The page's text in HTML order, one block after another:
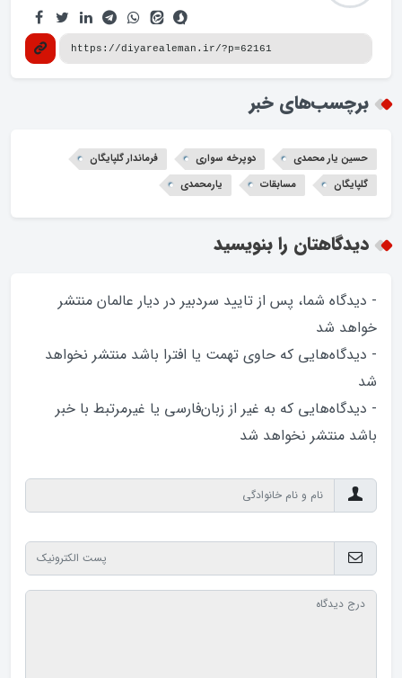
برچسب‌های خبر
حسین یار محمدی دوپرخه سواری
فرماندار گلپایگان
گلپایگان
مسابقات یارمحمدی
دیدگاهتان را بنویسید
- دیدگاه شما، پس از تایید سردبیر در دیار عالمان منتشر
خواهد‌ شد
- دیدگاه‌هایی که حاوی تهمت یا افترا باشد منتشر نخواهد‌
شد
- دیدگاه‌هایی که به غیر از زبان‌فارسی یا غیرمرتبط با خبر
باشد منتشر نخواهد‌ شد